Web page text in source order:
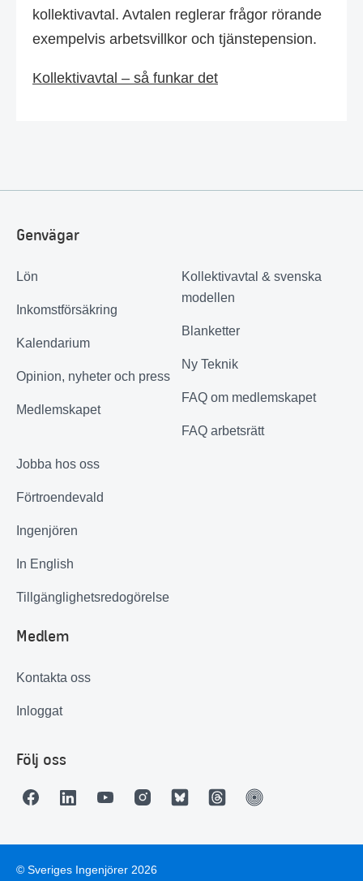
kollektivavtal. Avtalen reglerar frågor rörande
exempelvis arbetsvillkor och tjänstepension.
Kollektivavtal – så funkar det
Genvägar
Lön
Inkomstförsäkring
Kalendarium
Opinion, nyheter och press
Medlemskapet
Kollektivavtal & svenska
modellen
Blanketter
Ny Teknik
FAQ om medlemskapet
FAQ arbetsrätt
Jobba hos oss
Förtroendevald
Ingenjören
In English
Tillgänglighetsredogörelse
Medlem
Kontakta oss
Inloggat
Följ oss
© Sveriges Ingenjörer 2026